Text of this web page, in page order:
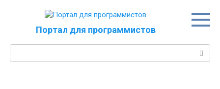
Портал для программистов